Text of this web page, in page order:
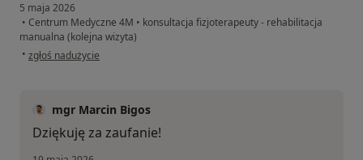
5 maja 2026
• Centrum Medyczne 4M • konsultacja fizjoterapeuty - rehabilitacja
manualna (kolejna wizyta)
• w opinii użytkownika Piotr Kobendzowski
zgłoś nadużycie
mgr Marcin Bigos
Dziękuję za zaufanie!